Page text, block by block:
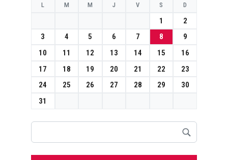
L M M J V S D
1
2
3
4 5 6 7 8
9
10
11 12 13 14 15
16
17
18 19 20 21 22
23
24
25 26 27 28 29
30
31